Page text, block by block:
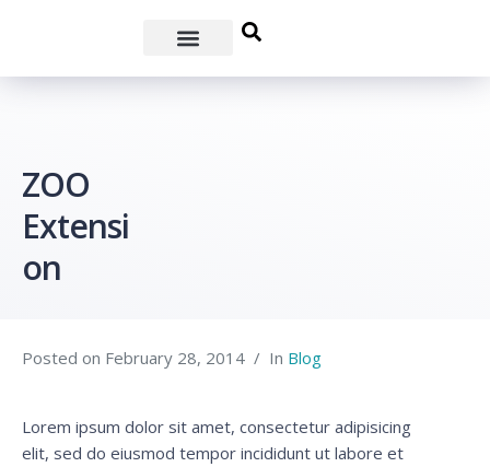
ZOO
Extensi
on
Posted on February 28, 2014 In Blog
Lorem ipsum dolor sit amet, consectetur adipisicing
elit, sed do eiusmod tempor incididunt ut labore et